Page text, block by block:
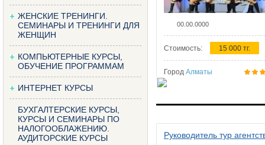
ЖЕНСКИЕ ТРЕНИНГИ.
СЕМИНАРЫ И ТРЕНИНГИ ДЛЯ
ЖЕНЩИН
КОМПЬЮТЕРНЫЕ КУРСЫ,
ОБУЧЕНИЕ ПРОГРАММАМ
ИНТЕРНЕТ КУРСЫ
БУХГАЛТЕРСКИЕ КУРСЫ,
КУРСЫ И СЕМИНАРЫ ПО
НАЛОГООБЛАЖЕНИЮ.
АУДИТОРСКИЕ КУРСЫ
00.00.0000
Стоимость: 15 000 тг.
Город Алматы
Руководитель тур